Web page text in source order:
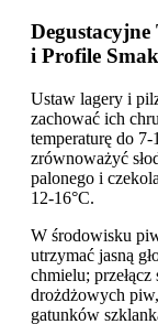
i Profile
Ustaw lagery i
zachować ich
temperaturę do
zrównoważyć
palonego i
12-16°C.
W środowisku
utrzymać jasną
chmielu;
drożdżowych
gatunków